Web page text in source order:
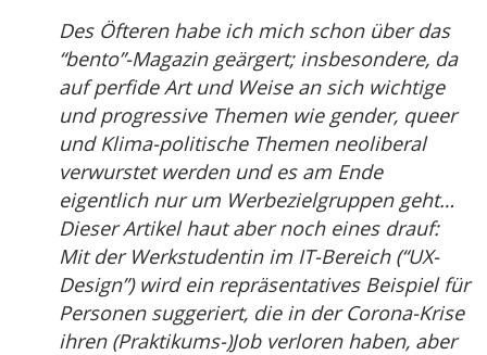
Des Öfteren habe ich mich schon über das
“bento”-Magazin geärgert; insbesondere, da
auf perfide Art und Weise an sich wichtige
und progressive Themen wie gender, queer
und Klima-politische Themen neoliberal
verwurstet werden und es am Ende
eigentlich nur um Werbezielgruppen geht…
Dieser Artikel haut aber noch eines drauf:
Mit der Werkstudentin im IT-Bereich (“UX-
Design”) wird ein repräsentatives Beispiel für
Personen suggeriert, die in der Corona-Krise
ihren (Praktikums-)Job verloren haben, aber